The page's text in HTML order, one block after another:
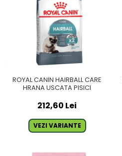
ROYAL CANIN HAIRBALL CARE
HRANA USCATA PISICI
212,60 Lei
VEZI VARIANTE